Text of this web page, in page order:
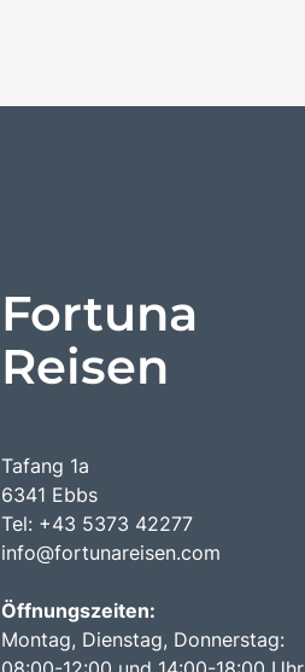
Fortuna
Reisen
Tafang 1a
6341 Ebbs
Tel: +43 5373 42277
info@fortunareisen.com
Öffnungszeiten:
Montag, Dienstag, Donnerstag: